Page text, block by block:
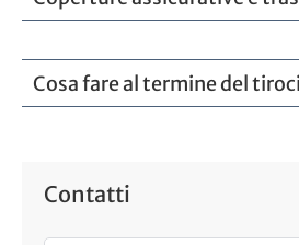
Cosa fare al termine del
Contatti